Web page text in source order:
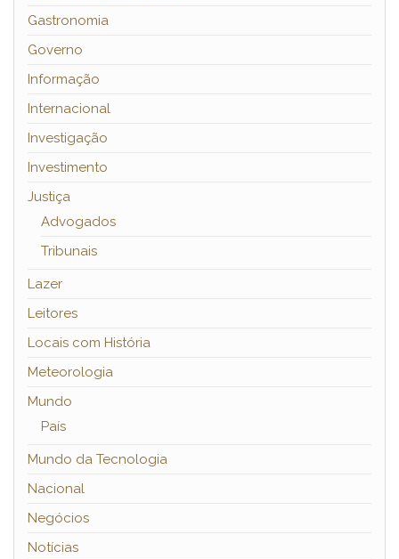
Gastronomia
Governo
Informação
Internacional
Investigação
Investimento
Justiça
Advogados
Tribunais
Lazer
Leitores
Locais com História
Meteorologia
Mundo
País
Mundo da Tecnologia
Nacional
Negócios
Notícias